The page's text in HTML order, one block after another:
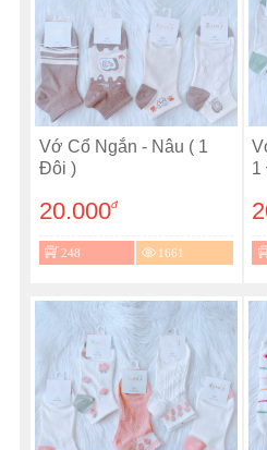
Vớ Cổ Ngắn - Nâu ( 1
Đôi )
20.000đ
248 1661
1